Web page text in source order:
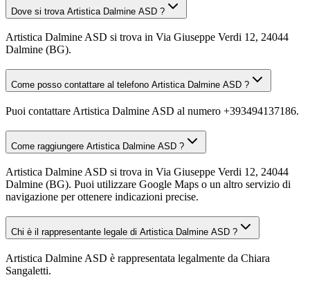
Dove si trova Artistica Dalmine ASD ?
Artistica Dalmine ASD si trova in Via Giuseppe Verdi 12, 24044
Dalmine (BG).
Come posso contattare al telefono Artistica Dalmine ASD ?
Puoi contattare Artistica Dalmine ASD al numero +393494137186.
Come raggiungere Artistica Dalmine ASD ?
Artistica Dalmine ASD si trova in Via Giuseppe Verdi 12, 24044
Dalmine (BG). Puoi utilizzare Google Maps o un altro servizio di
navigazione per ottenere indicazioni precise.
Chi è il rappresentante legale di Artistica Dalmine ASD ?
Artistica Dalmine ASD è rappresentata legalmente da Chiara
Sangaletti.